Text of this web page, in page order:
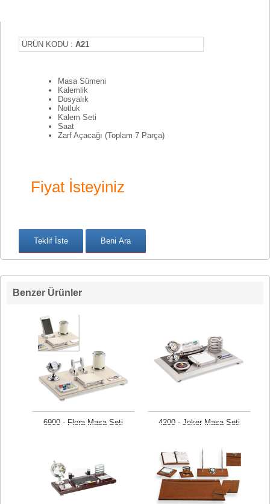
ÜRÜN KODU : A21
Masa Sümeni
Kalemlik
Dosyalık
Notluk
Kalem Seti
Saat
Zarf Açacağı (Toplam 7 Parça)
Fiyat İsteyiniz
Benzer Ürünler
6900 - Flora Masa Seti 4200 - Joker Masa Seti